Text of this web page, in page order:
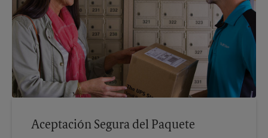
Aceptación Segura del Paquete